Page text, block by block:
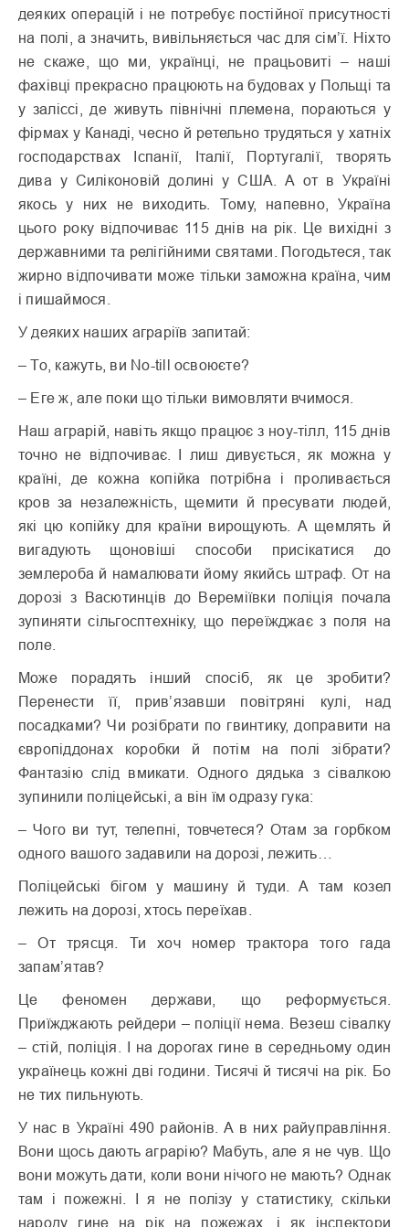
деяких операцій і не потребує постійної присутності
на полі, а значить, вивільняється час для сім’ї. Ніхто
не скаже, що ми, українці, не працьовиті – наші
фахівці прекрасно працюють на будовах у Польщі та
у заліссі, де живуть північні племена, пораються у
фірмах у Канаді, чесно й ретельно трудяться у хатніх
господарствах Іспанії, Італії, Португалії, творять
дива у Силіконовій долині у США. А от в Україні
якось у них не виходить. Тому, напевно, Україна
цього року відпочиває 115 днів на рік. Це вихідні з
державними та релігійними святами. Погодьтеся, так
жирно відпочивати може тільки заможна країна, чим
і пишаймося.
У деяких наших аграріїв запитай:
– То, кажуть, ви No-till освоюєте?
– Еге ж, але поки що тільки вимовляти вчимося.
Наш аграрій, навіть якщо працює з ноу-тілл, 115 днів
точно не відпочиває. І лиш дивується, як можна у
країні, де кожна копійка потрібна і проливається
кров за незалежність, щемити й пресувати людей,
які цю копійку для країни вирощують. А щемлять й
вигадують щоновіші способи присікатися до
землероба й намалювати йому якийсь штраф. От на
дорозі з Васютинців до Вереміївки поліція почала
зупиняти сільгосптехніку, що переїжджає з поля на
поле.
Може порадять інший спосіб, як це зробити?
Перенести її, прив’язавши повітряні кулі, над
посадками? Чи розібрати по гвинтику, доправити на
європіддонах коробки й потім на полі зібрати?
Фантазію слід вмикати. Одного дядька з сівалкою
зупинили поліцейські, а він їм одразу гука:
– Чого ви тут, телепні, товчетеся? Отам за горбком
одного вашого задавили на дорозі, лежить…
Поліцейські бігом у машину й туди. А там козел
лежить на дорозі, хтось переїхав.
– От трясця. Ти хоч номер трактора того гада
запам’ятав?
Це феномен держави, що реформується.
Приїжджають рейдери – поліції нема. Везеш сівалку
– стій, поліція. І на дорогах гине в середньому один
українець кожні дві години. Тисячі й тисячі на рік. Бо
не тих пильнують.
У нас в Україні 490 районів. А в них райуправління.
Вони щось дають аграрію? Мабуть, але я не чув. Що
вони можуть дати, коли вони нічого не мають? Однак
там і пожежні. І я не полізу у статистику, скільки
народу гине на рік на пожежах, і як інспектори